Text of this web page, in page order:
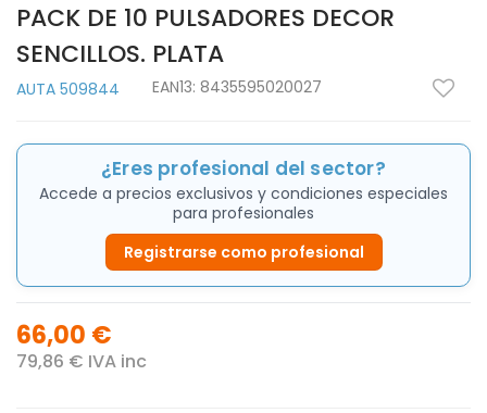
PACK DE 10 PULSADORES DECOR
SENCILLOS. PLATA
AUTA 509844 EAN13: 8435595020027
¿Eres profesional del sector?
Accede a precios exclusivos y condiciones especiales
para profesionales
Registrarse como profesional
66,00 €
79,86 € IVA inc